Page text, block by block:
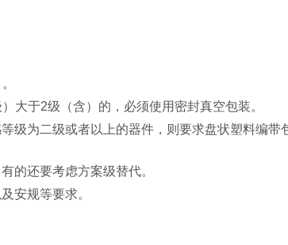
）大于2级（含）的，必须使用密封真空包装。
级为二级或者以上的器件，则要求盘状塑料编带
的还要考虑方案级替代。
安规等要求。